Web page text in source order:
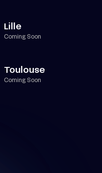
Lille
Coming Soon
Toulouse
Coming Soon